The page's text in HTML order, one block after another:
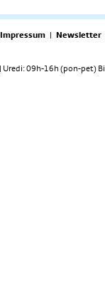
Impressum | Newsletter
Uredi: 09h-16h (pon-pet)